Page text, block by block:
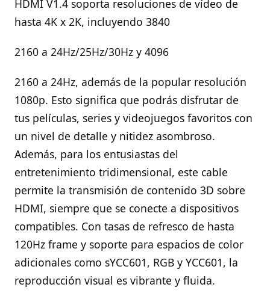
HDMI V1.4 soporta resoluciones de vídeo de
hasta 4K x 2K, incluyendo 3840
2160 a 24Hz/25Hz/30Hz y 4096
2160 a 24Hz, además de la popular resolución
1080p. Esto significa que podrás disfrutar de
tus películas, series y videojuegos favoritos con
un nivel de detalle y nitidez asombroso.
Además, para los entusiastas del
entretenimiento tridimensional, este cable
permite la transmisión de contenido 3D sobre
HDMI, siempre que se conecte a dispositivos
compatibles. Con tasas de refresco de hasta
120Hz frame y soporte para espacios de color
adicionales como sYCC601, RGB y YCC601, la
reproducción visual es vibrante y fluida.